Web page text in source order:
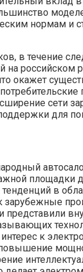
нормам и
в течение
на российском
окажет
сети
для
площадки
в
зарубежные
представили
к